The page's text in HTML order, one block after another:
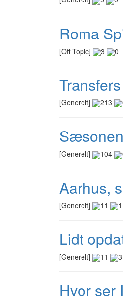
Roma
[Off Topic] 3 0
[Generelt] 213
[Generelt] 104
Aarhus,
[Generelt] 11 1
Lidt
[Generelt] 11 3
Hvor ser